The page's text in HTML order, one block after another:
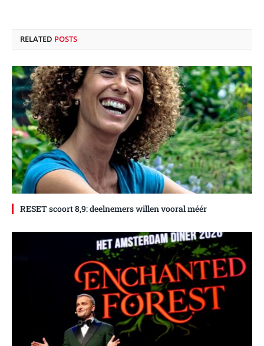
RELATED POSTS
RESET scoort 8,9: deelnemers willen vooral méér